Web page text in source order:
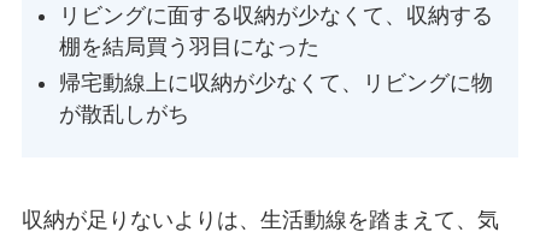
リビングに面する収納が少なくて、収納する
棚を結局買う羽目になった
帰宅動線上に収納が少なくて、リビングに物
が散乱しがち
収納が足りないよりは、生活動線を踏まえて、気